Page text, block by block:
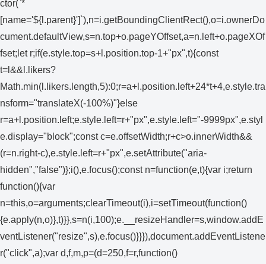
ctor(`*
[name='${l.parent}']`),n=i.getBoundingClientRect(),o=i.ownerDo
cument.defaultView,s=n.top+o.pageYOffset,a=n.left+o.pageXOf
fset;let r;if(e.style.top=s+l.position.top-1+"px",t){const
t=l&&l.likers?
Math.min(l.likers.length,5):0;r=a+l.position.left+24*t+4,e.style.tra
nsform="translateX(-100%)"}else
r=a+l.position.left;e.style.left=r+"px",e.style.left="-9999px",e.styl
e.display="block";const c=e.offsetWidth;r+c>o.innerWidth&&
(r=n.right-c),e.style.left=r+"px",e.setAttribute("aria-
hidden","false")};i(),e.focus();const n=function(e,t){var i;return
function(){var
n=this,o=arguments;clearTimeout(i),i=setTimeout(function()
{e.apply(n,o)},t)}},s=n(i,100);e.__resizeHandler=s,window.addE
ventListener("resize",s),e.focus()}}}),document.addEventListene
r("click",a);var d,f,m,p=(d=250,f=r,function()